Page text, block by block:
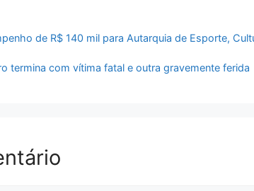
de R$ 140 mil para Autarquia de Esporte,
termina com vítima fatal e outra gravemente ferida